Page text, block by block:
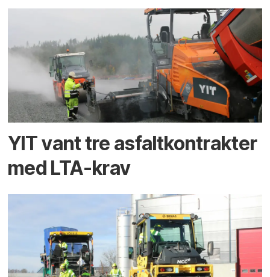
YIT vant tre asfaltkontrakter
med LTA-krav